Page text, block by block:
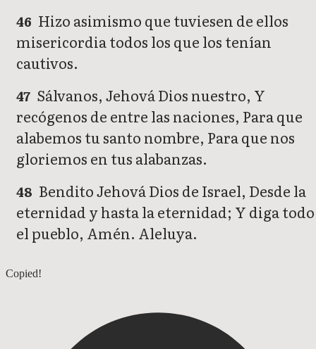
46 Hizo asimismo que tuviesen de ellos
misericordia todos los que los tenían
cautivos.
47 Sálvanos, Jehová Dios nuestro, Y
recógenos de entre las naciones, Para que
alabemos tu santo nombre, Para que nos
gloriemos en tus alabanzas.
48 Bendito Jehová Dios de Israel, Desde la
eternidad y hasta la eternidad; Y diga todo
el pueblo, Amén. Aleluya.
Salmos 105
Copied!